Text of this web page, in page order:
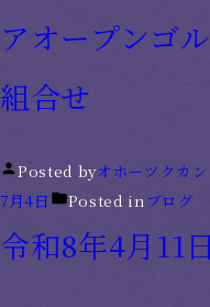
アオープンゴ
組合せ
Posted byオホーツクカ
7月4日
Posted in ブログ
令和8年4月11